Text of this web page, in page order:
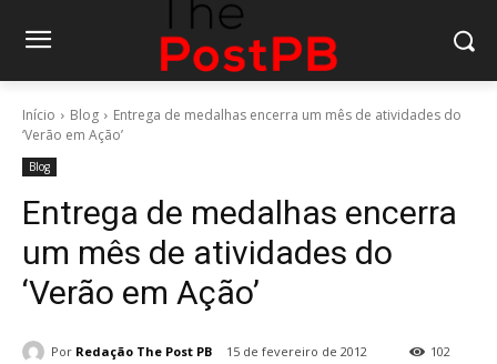
Início Blog
Entrega de medalhas encerra um mês de atividades do
‘Verão em Ação’
Blog
Entrega de medalhas encerra
um mês de atividades do
‘Verão em Ação’
Por Redação The Post PB 15 de fevereiro de 2012 102